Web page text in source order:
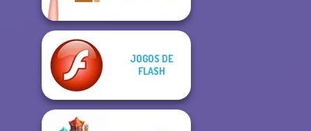
JOGOS DE
FLASH